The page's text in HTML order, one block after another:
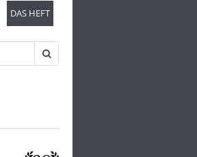
DAS HEFT